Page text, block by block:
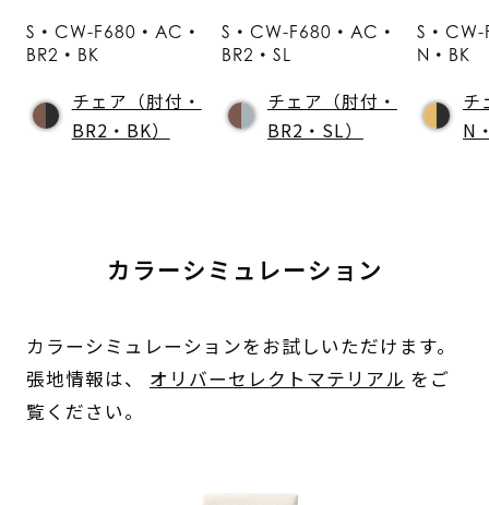
S・CW-F680・AC・
BR2・BK
チェア（肘付・
BR2・BK）
S・CW-F680・AC・
BR2・SL
チェア（肘付・
BR2・SL）
S・
N・BK
チ
N
カラーシミュレーション
カラーシミュレーションをお試しいただけます。
張地情報は、 オリバーセレクトマテリアル をご
覧ください。